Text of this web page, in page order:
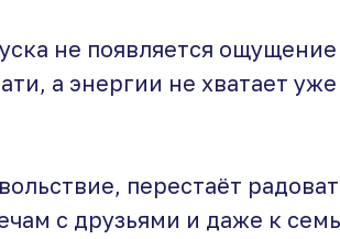
не появляется
а энергии не хватает
перестаёт
с друзьями и даже к